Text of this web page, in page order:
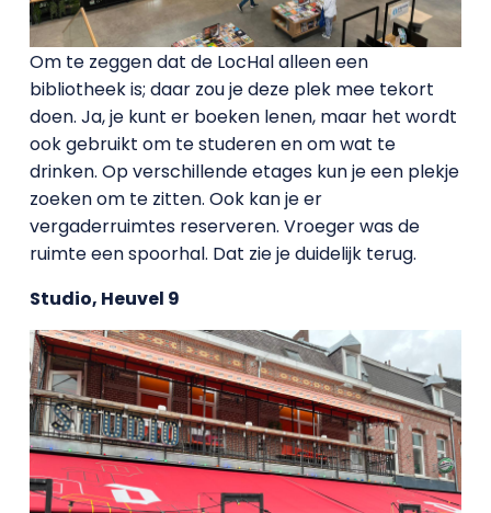
Om te zeggen dat de LocHal alleen een
bibliotheek is; daar zou je deze plek mee tekort
doen. Ja, je kunt er boeken lenen, maar het wordt
ook gebruikt om te studeren en om wat te
drinken. Op verschillende etages kun je een plekje
zoeken om te zitten. Ook kan je er
vergaderruimtes reserveren. Vroeger was de
ruimte een spoorhal. Dat zie je duidelijk terug.
Studio, Heuvel 9